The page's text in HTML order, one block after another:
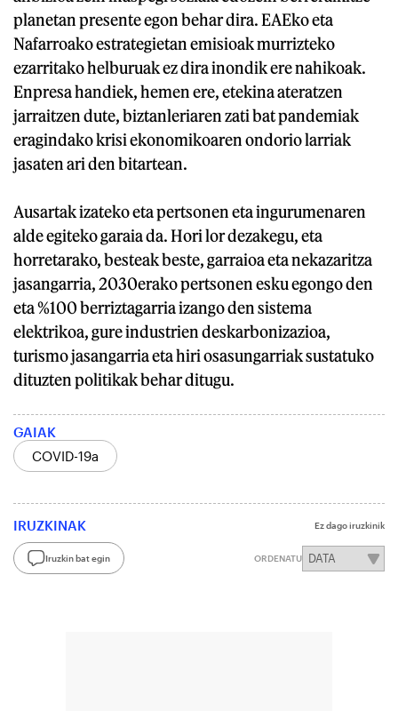
planetan presente egon behar dira. EAEko eta
Nafarroako estrategietan emisioak murrizteko
ezarritako helburuak ez dira inondik ere nahikoak.
Enpresa handiek, hemen ere, etekina ateratzen
jarraitzen dute, biztanleriaren zati bat pandemiak
eragindako krisi ekonomikoaren ondorio larriak
jasaten ari den bitartean.
Ausartak izateko eta pertsonen eta ingurumenaren
alde egiteko garaia da. Hori lor dezakegu, eta
horretarako, besteak beste, garraioa eta nekazaritza
jasangarria, 2030erako pertsonen esku egongo den
eta %100 berriztagarria izango den sistema
elektrikoa, gure industrien deskarbonizazioa,
turismo jasangarria eta hiri osasungarriak sustatuko
dituzten politikak behar ditugu.
GAIAK
COVID-19a
IRUZKINAK Ez dago iruzkinik
Iruzkin bat egin ORDENATU